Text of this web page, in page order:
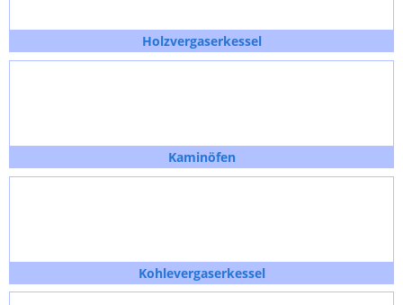
Holzvergaserkessel
Kaminöfen
Kohlevergaserkessel